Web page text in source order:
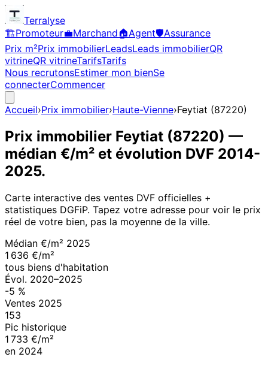
Terralyse
🏗️Promoteur💼Marchand🏠Agent🛡️Assurance
Prix m²Prix immobilierLeadsLeads immobilierQR
vitrineQR vitrineTarifsTarifs
Nous recrutonsEstimer mon bienSe
connecterCommencer
Accueil›Prix immobilier›Haute-Vienne›Feytiat (87220)
Prix immobilier Feytiat (87220) —
médian €/m² et évolution DVF 2014-
2025.
Carte interactive des ventes DVF officielles +
statistiques DGFiP. Tapez votre adresse pour voir le prix
réel de votre bien, pas la moyenne de la ville.
Médian €/m² 2025
1 636 €/m²
tous biens d'habitation
Évol. 2020–2025
-5 %
Ventes 2025
153
Pic historique
1 733 €/m²
en 2024